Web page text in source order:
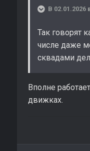
В 02.01.2026
Так говорят
числе даже
сквадами
Вполне
движках.